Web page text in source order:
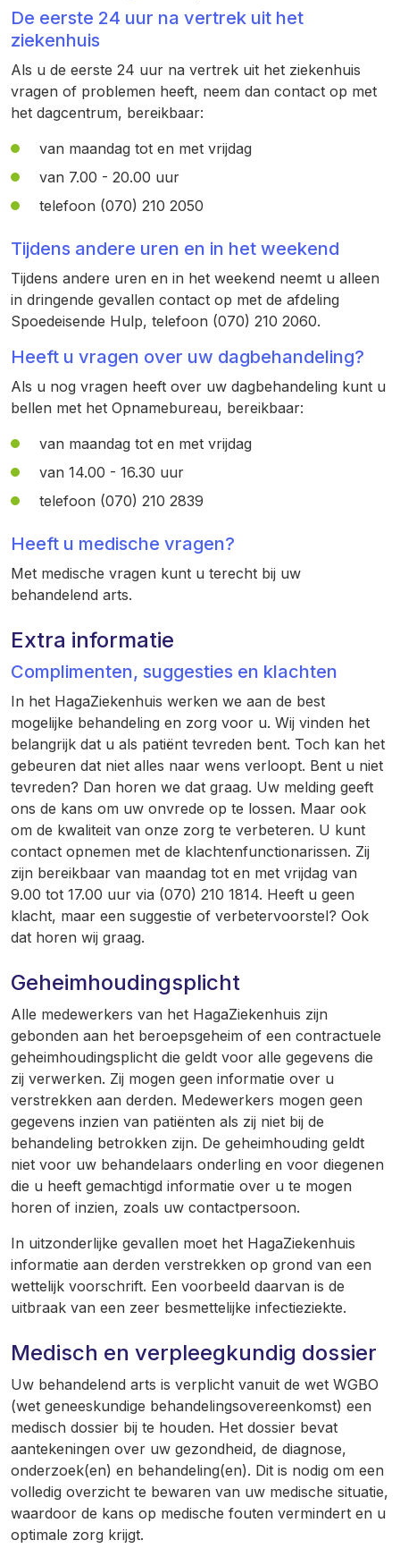
De eerste 24 uur na vertrek uit het
ziekenhuis
Als u de eerste 24 uur na vertrek uit het ziekenhuis
vragen of problemen heeft, neem dan contact op met
het dagcentrum, bereikbaar:
van maandag tot en met vrijdag
van 7.00 - 20.00 uur
telefoon (070) 210 2050
Tijdens andere uren en in het weekend
Tijdens andere uren en in het weekend neemt u alleen
in dringende gevallen contact op met de afdeling
Spoedeisende Hulp, telefoon (070) 210 2060.
Heeft u vragen over uw dagbehandeling?
Als u nog vragen heeft over uw dagbehandeling kunt u
bellen met het Opnamebureau, bereikbaar:
van maandag tot en met vrijdag
van 14.00 - 16.30 uur
telefoon (070) 210 2839
Heeft u medische vragen?
Met medische vragen kunt u terecht bij uw
behandelend arts.
Extra informatie
Complimenten, suggesties en klachten
In het HagaZiekenhuis werken we aan de best
mogelijke behandeling en zorg voor u. Wij vinden het
belangrijk dat u als patiënt tevreden bent. Toch kan het
gebeuren dat niet alles naar wens verloopt. Bent u niet
tevreden? Dan horen we dat graag. Uw melding geeft
ons de kans om uw onvrede op te lossen. Maar ook
om de kwaliteit van onze zorg te verbeteren. U kunt
contact opnemen met de klachtenfunctionarissen. Zij
zijn bereikbaar van maandag tot en met vrijdag van
9.00 tot 17.00 uur via (070) 210 1814. Heeft u geen
klacht, maar een suggestie of verbetervoorstel? Ook
dat horen wij graag.
Geheimhoudingsplicht
Alle medewerkers van het HagaZiekenhuis zijn
gebonden aan het beroepsgeheim of een contractuele
geheimhoudingsplicht die geldt voor alle gegevens die
zij verwerken. Zij mogen geen informatie over u
verstrekken aan derden. Medewerkers mogen geen
gegevens inzien van patiënten als zij niet bij de
behandeling betrokken zijn. De geheimhouding geldt
niet voor uw behandelaars onderling en voor diegenen
die u heeft gemachtigd informatie over u te mogen
horen of inzien, zoals uw contactpersoon.
In uitzonderlijke gevallen moet het HagaZiekenhuis
informatie aan derden verstrekken op grond van een
wettelijk voorschrift. Een voorbeeld daarvan is de
uitbraak van een zeer besmettelijke infectieziekte.
Medisch en verpleegkundig dossier
Uw behandelend arts is verplicht vanuit de wet WGBO
(wet geneeskundige behandelingsovereenkomst) een
medisch dossier bij te houden. Het dossier bevat
aantekeningen over uw gezondheid, de diagnose,
onderzoek(en) en behandeling(en). Dit is nodig om een
volledig overzicht te bewaren van uw medische situatie,
waardoor de kans op medische fouten vermindert en u
optimale zorg krijgt.